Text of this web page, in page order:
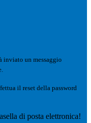
inviato un messaggio
il reset della password
di posta elettronica!